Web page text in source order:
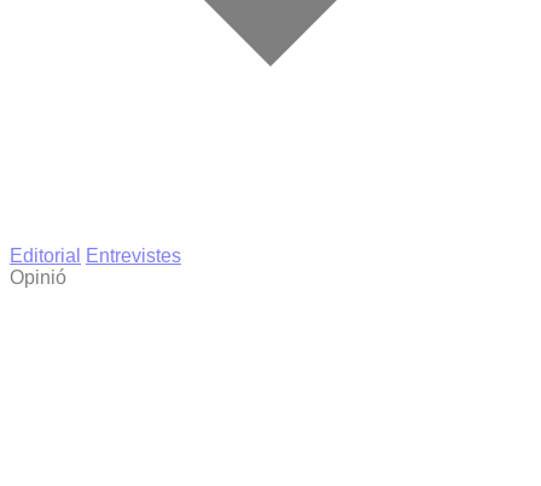
Editorial
Entrevistes
Opinió